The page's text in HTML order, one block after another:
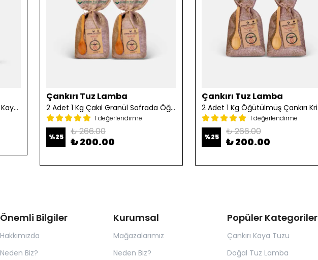
10 Kg Öğütülmüş Çankırı Kristal Kaya Tuzu
Çankırı Tuz Lamba
2 Adet 1 Kg Çakıl Granül Sofrada Öğütme Tuzu
1 değerlendirme
%25 ₺ 266.00
₺ 200.00
Çankırı Tuz Lamba
1 değerlendirme
%25 ₺ 266.00
₺ 200.00
Önemli Bilgiler
Hakkımızda
Neden Biz?
Kurumsal
Mağazalarımız
Neden Biz?
Popüler Kategoriler
Çankırı Kaya Tuzu
Doğal Tuz Lamba